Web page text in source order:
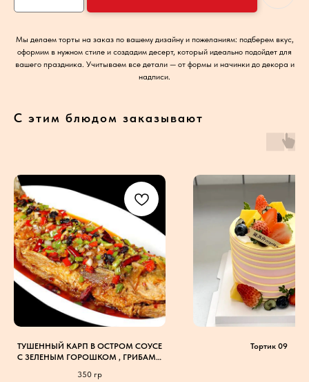
Мы делаем торты на заказ по вашему дизайну и пожеланиям: подберем вкус,
оформим в нужном стиле и создадим десерт, который идеально подойдет для
вашего праздника. Учитываем все детали — от формы и начинки до декора и
надписи.
С этим блюдом заказывают
ТУШЕННЫЙ КАРП В ОСТРОМ СОУСЕ
С ЗЕЛЕНЫМ ГОРОШКОМ , ГРИБАМИ
350 гр
Тортик 09